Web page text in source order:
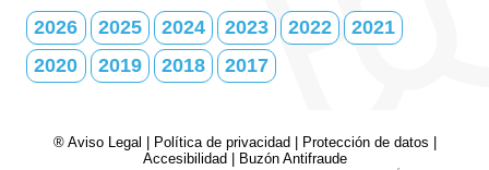
2026 2025 2024 2023 2022
2021
2020
2019 2018 2017
® Aviso Legal Política de privacidad Protección de datos
Accesibilidad
Buzón Antifraude